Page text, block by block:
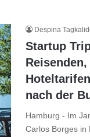
Despina
Startup
nach der
Hamburg - Im
Carlos Borges in